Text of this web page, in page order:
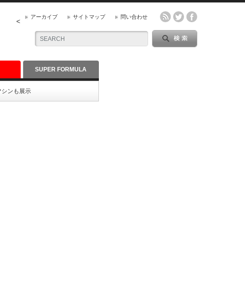
アーカイブ サイトマップ 問い合わせ
<
SUPER FORMULA
シンも展示